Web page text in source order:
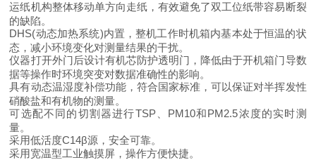
运纸机构整体移动单方向走纸，有效避免了双工位纸带容易断裂
的缺陷。
DHS(动态加热系统)内置，整机工作时机箱内基本处于恒温的状
态，减小环境变化对测量结果的干扰。
仪器打开外门后设计有机芯防护透明门，降低由于开机箱门导数
据等操作时环境突变对数据准确性的影响。
具有动态温湿度补偿功能，符合国家标准，可以保证对半挥发性
硝酸盐和有机物的测量。
可选配不同的切割器进行TSP、PM10和PM2.5浓度的实时测
量。
采用低活度C14β源，安全可靠。
采用宽温型工业触摸屏，操作方便快捷。